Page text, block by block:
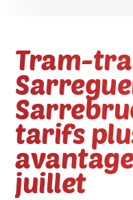
Tram-
tarifs
juillet